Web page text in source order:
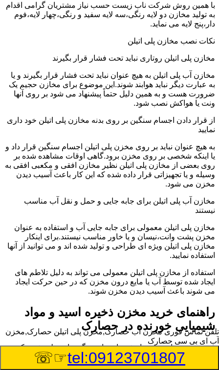
با همین روش شرکت ناب زیست حسب نیاز مشتریان گرامی اقدام
به تولید مخازن دو لایه رنگی،سه لایه سفید و رنگی،چهار لایه،فوم
دار،پنج لایه می نماید.
نکات نصب مخازن پلی اتیلن
مخازن پلی اتیلن روتاری نباید تحت فشار قرار بگیرند
مخازن آب پلی اتیلن به هیچ عنوان نباید تحت فشار قرار بگیرند و یا
به عبارت دیگر نباید هوابند شوند.این موضوع برای مخازن حجیم یک
ضرورت هست و به همین دلیل حتماً پیشنهاد می شود بر روی آنها
ونت یا هواکش نصب شود.
از قرار دادن اجسام سنگین بر روی بدنه مخازن پلی اتیلن خود داری
نمایید
به هیچ عنوان نباید بر روی مخزن پلی اتیلن اجسام سنگین قرار داد و
یا اینکه شخصی بر روی مخزن برود.گاهی اوقات مشاهده شده بر
روی بعضی از مخازن پلی اتیلن نظیر مخازن افقی و مکعبی افقی به
وسیله و یا تجهیزاتی قرار داده شده که این کار باعث آسیب دیدن
مخزن می شود.
مخازن آب پلی اتیلن برای جابه جایی و حمل و نقل آب مناسب
نیستند
مخازن پلی اتیلن معمولی برای جابه جایی آب و استفاده به عنوان
مخزن پشت وانت،نیسان و یا خاور مناسب نیستند.برای اینکار
مخازن پلی اتیلن ویژه ای طراحی و تولید شده اند و می توانید از آنها
استفاده نمایید.
استفاده از مخازن پلی اتیلن معمولی می تواند به دلیل تلاطم های
ایجاد شده توسط آب یا مایع درون مخزن که در حین حرکت ایجاد
می شوند باعث آسیب دیدن مخزن شوند.
راهنمای خرید مخزن ذخیره اسید و مواد
شیمیایی خورنده در حصارک
مخزن ذخیره اسید و مواد شیمیایی باید به گونه ای تولید شوند که
بتوانند در برابر چگالی نسبتا بالا و خورندگی انواع اسیدها مقاومت
کافی داشته باشند.به همین دلیل نمی توان در هر مخزنی اسید و مواد
تلفن تماس فوریمخزن آب حصارک,مخزن پلی اتیلن حصارک,مخزن
آب ای بی سی حصارک
tel:09123701807
☞☏